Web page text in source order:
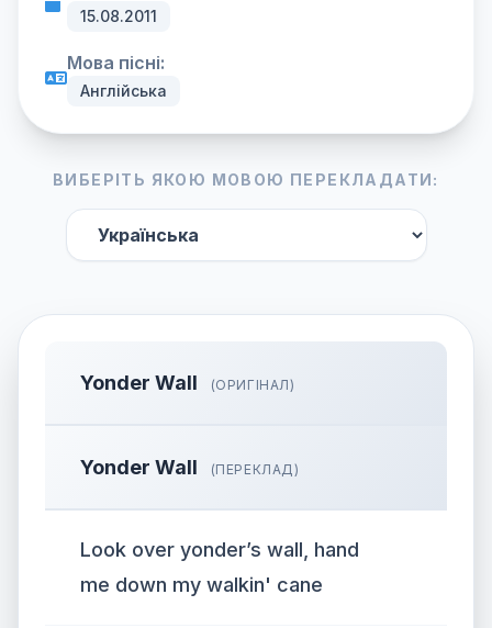
15.08.2011
Мова пісні:
Англійська
ВИБЕРІТЬ ЯКОЮ МОВОЮ ПЕРЕКЛАДАТИ:
Yonder Wall (ОРИГІНАЛ)
Yonder Wall (ПЕРЕКЛАД)
Look over yonder’s wall, hand
me down my walkin' cane